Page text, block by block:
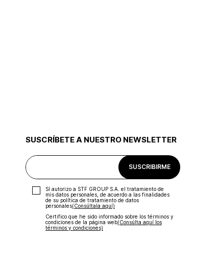
SUSCRÍBETE A NUESTRO NEWSLETTER
SUSCRIBIRME
Sí autorizo a STF GROUP S.A. el tratamiento de
mis datos personales, de acuerdo a las finalidades
de su política de tratamiento de datos
personales‎(Consúltala aquí)
Certifico que he sido informado sobre los términos y
condiciones de la página web‎(Consúlta aquí los
términos y condiciones)